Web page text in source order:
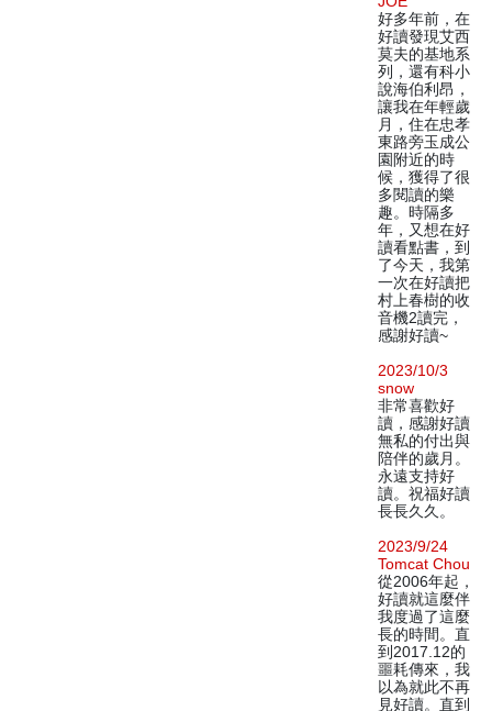
好多年前，在
好讀發現艾西
莫夫的基地系
列，還有科小
說海伯利昂，
讓我在年輕歲
月，住在忠孝
東路旁玉成公
園附近的時
候，獲得了很
多閱讀的樂
趣。時隔多
年，又想在好
讀看點書，到
了今天，我第
一次在好讀把
村上春樹的收
音機2讀完，
感謝好讀~
2023/10/3
snow
非常喜歡好
讀，感謝好讀
無私的付出與
陪伴的歲月。
永遠支持好
讀。祝福好讀
長長久久。
2023/9/24
Tomcat Chou
從2006年起，
好讀就這麼伴
我度過了這麼
長的時間。直
到2017.12的
噩耗傳來，我
以為就此不再
見好讀。直到